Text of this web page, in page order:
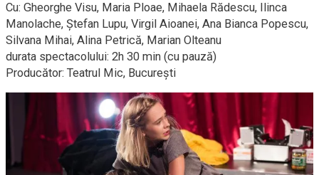
Cu: Gheorghe Visu, Maria Ploae, Mihaela Rădescu, Ilinca
Manolache, Ştefan Lupu, Virgil Aioanei, Ana Bianca Popescu,
Silvana Mihai, Alina Petrică, Marian Olteanu
durata spectacolului: 2h 30 min (cu pauză)
Producător: Teatrul Mic, Bucureşti